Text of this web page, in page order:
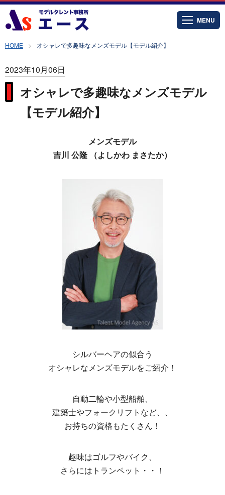
MENU
HOME オシャレで多趣味なメンズモデル【モデル紹介】
2023年10月06日
オシャレで多趣味なメンズモデル
【モデル紹介】
メンズモデル
吉川 公隆 （よしかわ まさたか）
シルバーヘアの似合う
オシャレなメンズモデルをご紹介！
自動二輪や小型船舶、
建築士やフォークリフトなど、、
お持ちの資格もたくさん！
趣味はゴルフやバイク、
さらにはトランペット・・！